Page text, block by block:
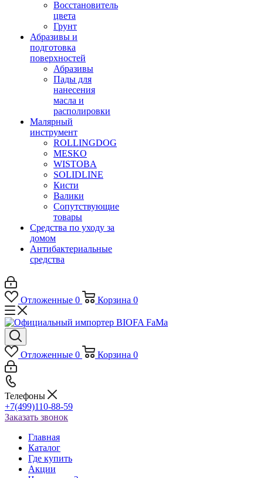
Восстановитель
цвета
Грунт
Абразивы и
подготовка
поверхностей
Абразивы
Пады для
нанесения
масла и
располировки
Малярный
инструмент
ROLLINGDOG
MESKO
WISTOBA
SOLIDLINE
Кисти
Валики
Сопутствующие
товары
Средства по уходу за
домом
Антибактериальные
средства
Отложенные 0 Корзина 0
Отложенные 0 Корзина 0
Телефоны
+7(499)110-88-59
Заказать звонок
Главная
Каталог
Где купить
Акции